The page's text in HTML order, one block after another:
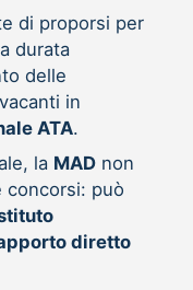
di proporsi per
durata
delle
in
ATA.
la MADnon
concorsi: può
diretto